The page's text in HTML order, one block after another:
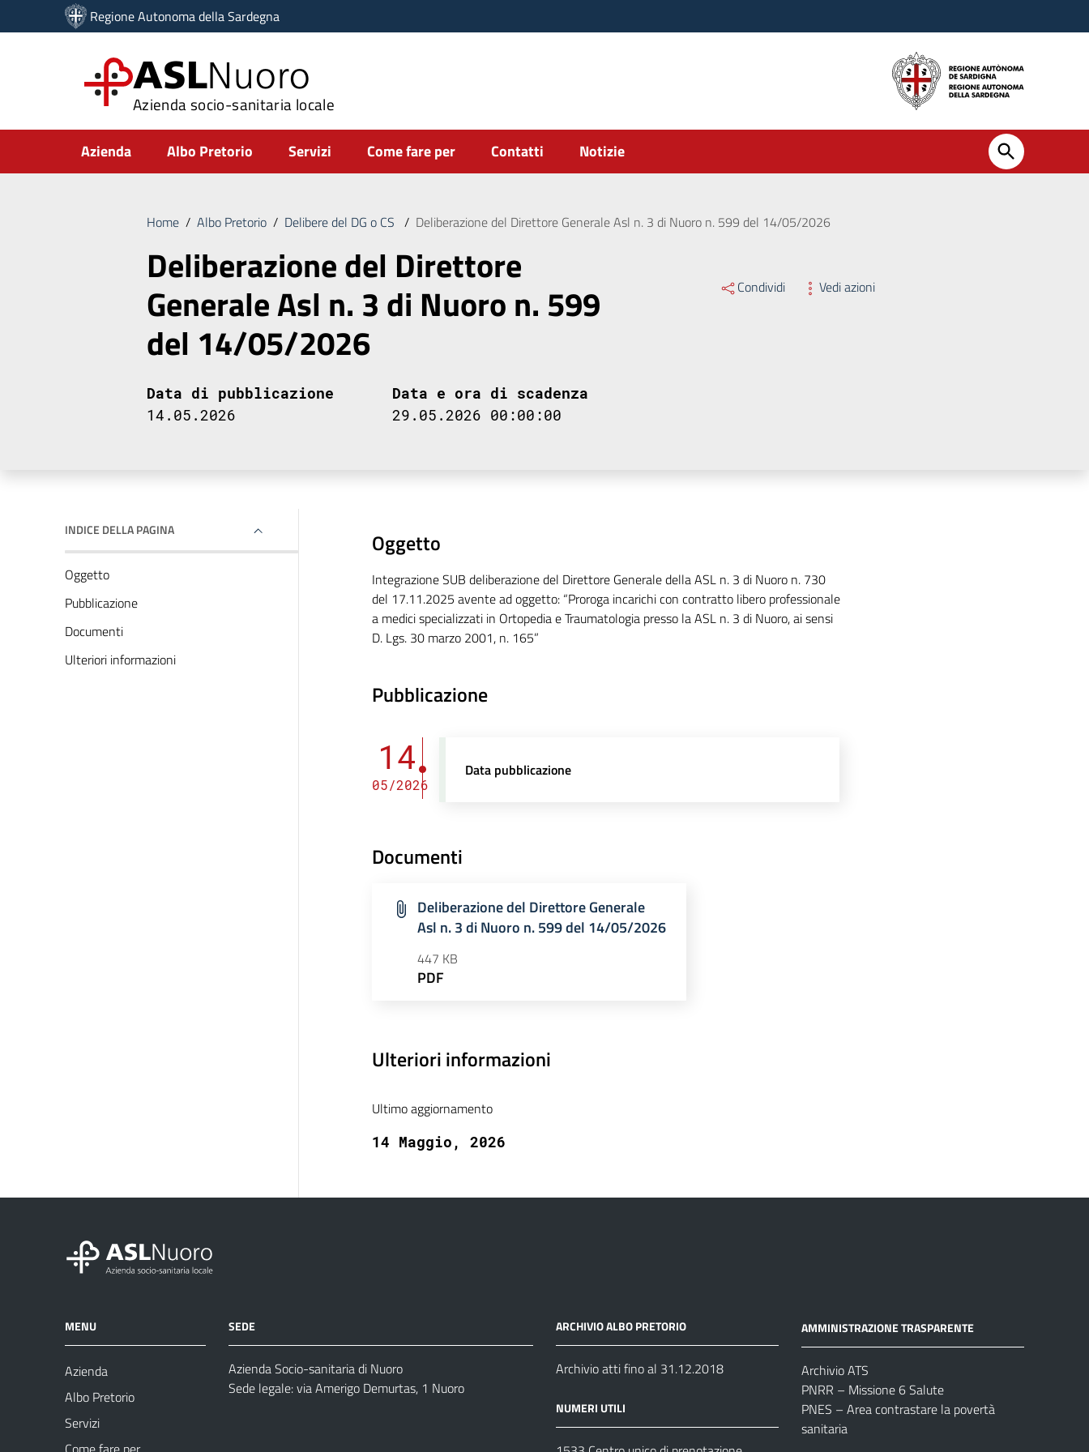
Vai ai contenuti
Vai al menu di navigazione
Regione Autonoma della Sardegna
ASLNuoro
Azienda socio-sanitaria locale
Submenu
Azienda Albo Pretorio Servizi Come fare per Contatti Notizie
Home / Albo Pretorio / Delibere del DG o CS / Deliberazione del Direttore Generale Asl n. 3 di Nuoro n. 599 del 14/05/2026
Deliberazione del Direttore
Generale Asl n. 3 di Nuoro n. 599
del 14/05/2026
Condividi Vedi azioni
Data di pubblicazione
14.05.2026
Data e ora di scadenza
29.05.2026 00:00:00
INDICE DELLA PAGINA
Oggetto
Pubblicazione
Documenti
Ulteriori informazioni
Oggetto
Integrazione SUB deliberazione del Direttore Generale della ASL n. 3 di Nuoro n. 730
del 17.11.2025 avente ad oggetto: “Proroga incarichi con contratto libero professionale
a medici specializzati in Ortopedia e Traumatologia presso la ASL n. 3 di Nuoro, ai sensi
D. Lgs. 30 marzo 2001, n. 165”
Pubblicazione
14
05/2026
Data pubblicazione
Documenti
Deliberazione del Direttore Generale
Asl n. 3 di Nuoro n. 599 del 14/05/2026
447 KB
PDF
Ulteriori informazioni
Ultimo aggiornamento
14 Maggio, 2026
MENU
Azienda
Albo Pretorio
Servizi
SEDE
Azienda Socio-sanitaria di Nuoro
Sede legale: via Amerigo Demurtas, 1 Nuoro
ARCHIVIO ALBO PRETORIO
Archivio atti fino al 31.12.2018
NUMERI UTILI
AMMINISTRAZIONE TRASPARENTE
Archivio ATS
PNRR – Missione 6 Salute
PNES – Area contrastare la povertà
sanitaria